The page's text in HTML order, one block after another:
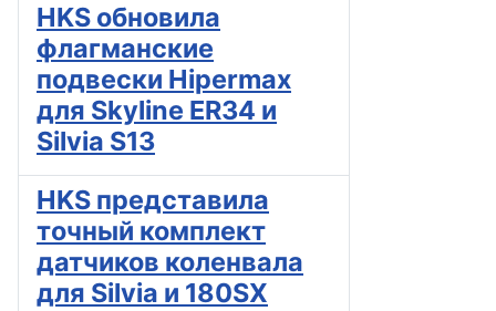
HKS обновила
флагманские
подвески Hipermax
для Skyline ER34 и
Silvia S13
HKS представила
точный комплект
датчиков коленвала
для Silvia и 180SX